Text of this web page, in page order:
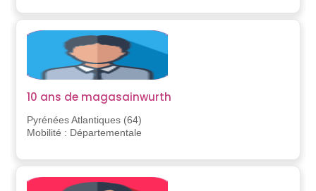
10 ans de magasainwurth
Pyrénées Atlantiques (64)
Mobilité : Départementale